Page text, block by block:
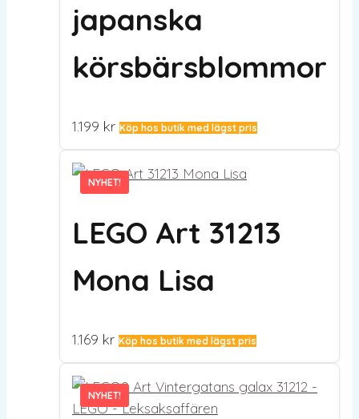
japanska
körsbärsblommor
1.199 kr Köp hos butik med lägst pris
NYHET!
NYHET!
LEGO Art 31213
Mona Lisa
1.169 kr Köp hos butik med lägst pris
NYHET!
NYHET!